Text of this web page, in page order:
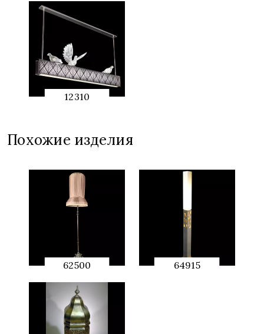
PREVIEW
12310
Похожие изделия
62500
QUICK
PREVIEW
64915